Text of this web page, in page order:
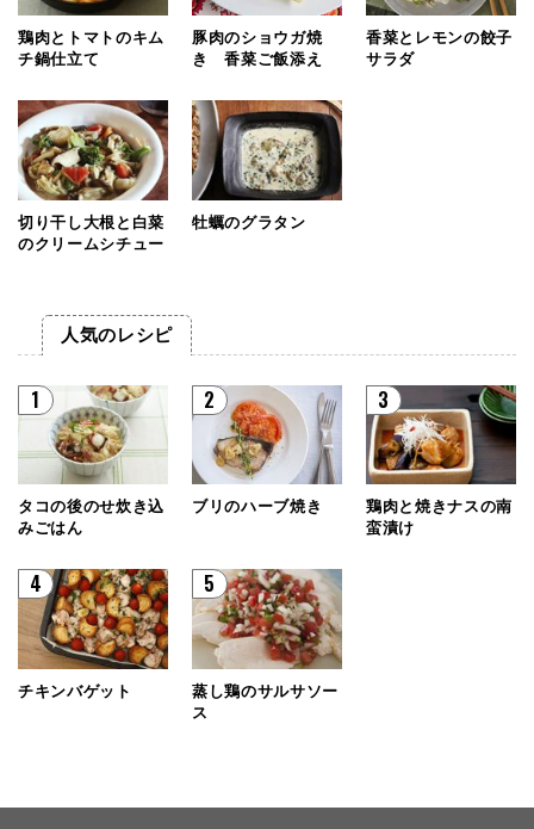
鶏肉とトマトのキム
チ鍋仕立て
豚肉のショウガ焼
き 香菜ご飯添え
香菜とレモンの餃子
サラダ
切り干し大根と白菜
のクリームシチュー
牡蠣のグラタン
人気のレシピ
1
タコの後のせ炊き込
みごはん
2
ブリのハーブ焼き
3
鶏肉と焼きナスの南
蛮漬け
4
チキンバゲット
5
蒸し鶏のサルサソー
ス